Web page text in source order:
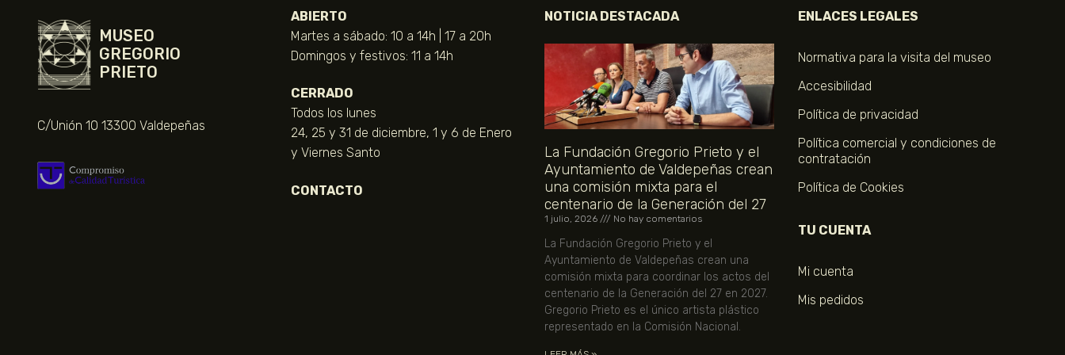
MUSEO
GREGORIO
PRIETO
C/Unión 10 13300 Valdepeñas
ABIERTO
Martes a sábado: 10 a 14h | 17 a 20h
Domingos y festivos: 11 a 14h
CERRADO
Todos los lunes
24, 25 y 31 de diciembre, 1 y 6 de Enero
y Viernes Santo
CONTACTO
NOTICIA DESTACADA
La Fundación Gregorio Prieto y el
Ayuntamiento de Valdepeñas crean
una comisión mixta para el
centenario de la Generación del 27
1 julio, 2026 No hay comentarios
La Fundación Gregorio Prieto y el
Ayuntamiento de Valdepeñas crean una
comisión mixta para coordinar los actos del
centenario de la Generación del 27 en 2027.
Gregorio Prieto es el único artista plástico
representado en la Comisión Nacional.
ENLACES LEGALES
Normativa para la visita del museo
Accesibilidad
Política de privacidad
Política comercial y condiciones de
contratación
Política de Cookies
TU CUENTA
Mi cuenta
Mis pedidos